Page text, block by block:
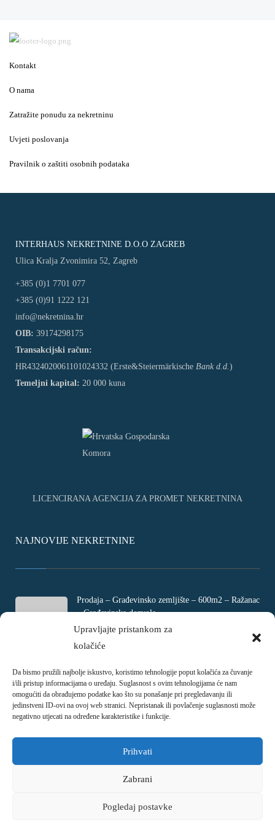
Upravljajte pristankom za
kolačiće
Da bismo pružili najbolje iskustvo, koristimo tehnologije poput kolačića za čuvanje
i/ili pristup informacijama o uređaju. Suglasnost s ovim tehnologijama će nam
omogućiti da obrađujemo podatke kao što su ponašanje pri pregledavanju ili
jedinstveni ID-ovi na ovoj web stranici. Nepristanak ili povlačenje suglasnosti može
negativno utjecati na određene karakteristike i funkcije.
Prihvati
Zabrani
Pogledaj postavke
Kontakt
O nama
Zatražite ponudu za nekretninu
Uvjeti poslovanja
Pravilnik o zaštiti osobnih podataka
INTERHAUS NEKRETNINE D.O.O ZAGREB
Ulica Kralja Zvonimira 52, Zagreb
+385 (0)1 7701 077
+385 (0)91 1222 121
info@nekretnina.hr
OIB: 39174298175
Transakcijski račun:
HR4324020061101024332 (Erste&Steiermärkische Bank d.d. )
Temeljni kapital: 20 000 kuna
LICENCIRANA AGENCIJA ZA PROMET NEKRETNINA
NAJNOVIJE NEKRETNINE
Prodaja – Građevinsko zemljište – 600m2 – Ražanac
– Građevinska dozvola
Rtina, Croatia
€ 180.000
Prodaja – Četverosobni stan – Jadranovo –
Crikvenica – 73m2
Ulica Ivani, Jadranovo, Croatia